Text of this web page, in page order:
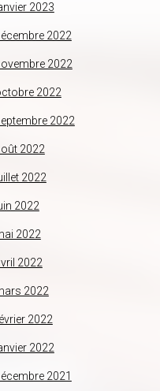
2023
2022
2022
2022
2022
2022
2022
2022
2022
2022
2022
2022
2022
2021